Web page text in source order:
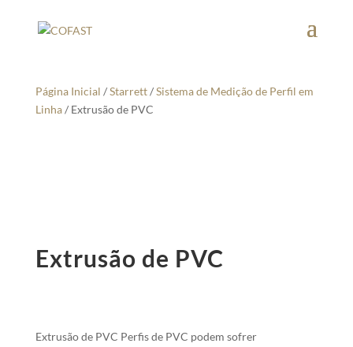
Página Inicial /Starrett/Sistema de Medição de Perfil em
Linha/ Extrusão de PVC
Extrusão de PVC
Extrusão de PVC Perfis de PVC podem sofrer